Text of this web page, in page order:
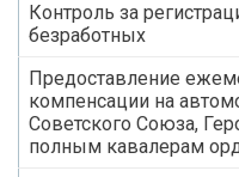
Контроль за
безработных
Предоставление
компенсации на
Советского Союза,
полным кавалерам